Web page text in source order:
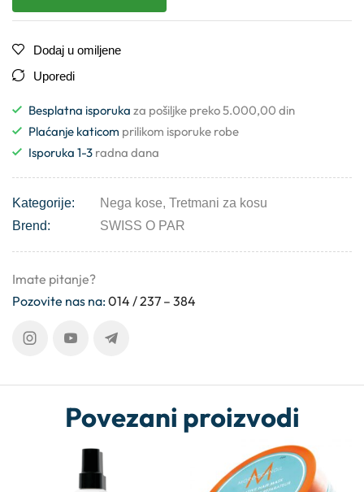
Dodaj u omiljene
Uporedi
Besplatna isporuka za pošiljke preko 5.000,00 din
Plaćanje katicom prilikom isporuke robe
Isporuka 1-3 radna dana
Kategorije: Nega kose, Tretmani za kosu
Brend:
SWISS O PAR
Imate pitanje?
Pozovite nas na:014 / 237 – 384
Povezani proizvodi
AKCIJA